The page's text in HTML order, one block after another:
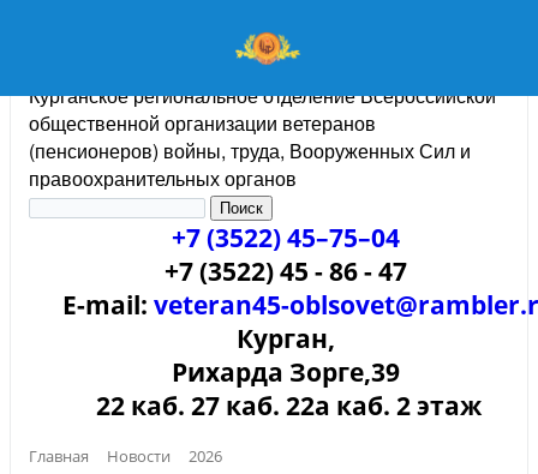
Курганское региональное отделение Всероссийской
общественной организации ветеранов
(пенсионеров) войны, труда, Вооруженных Сил и
правоохранительных органов
+7 (3522) 45–75–04
+7 (3522) 45 - 86 - 47
E-mail: veteran45-
Курган,
Рихарда Зорге,39
22 каб. 27 каб. 22а каб. 2 этаж
Главная Новости
2026